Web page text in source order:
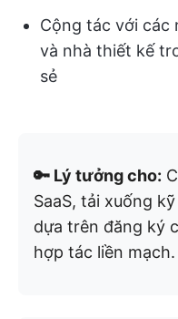
Cộng tác với các
và nhà thiết kế
sẻ
🔑 Lý tưởng cho:
SaaS, tải xuống
dựa trên đăng ký
hợp tác liền mạch.